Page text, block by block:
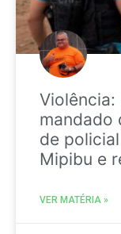
Violência:
mandado
de
Mipibu e
VER MATÉRIA »